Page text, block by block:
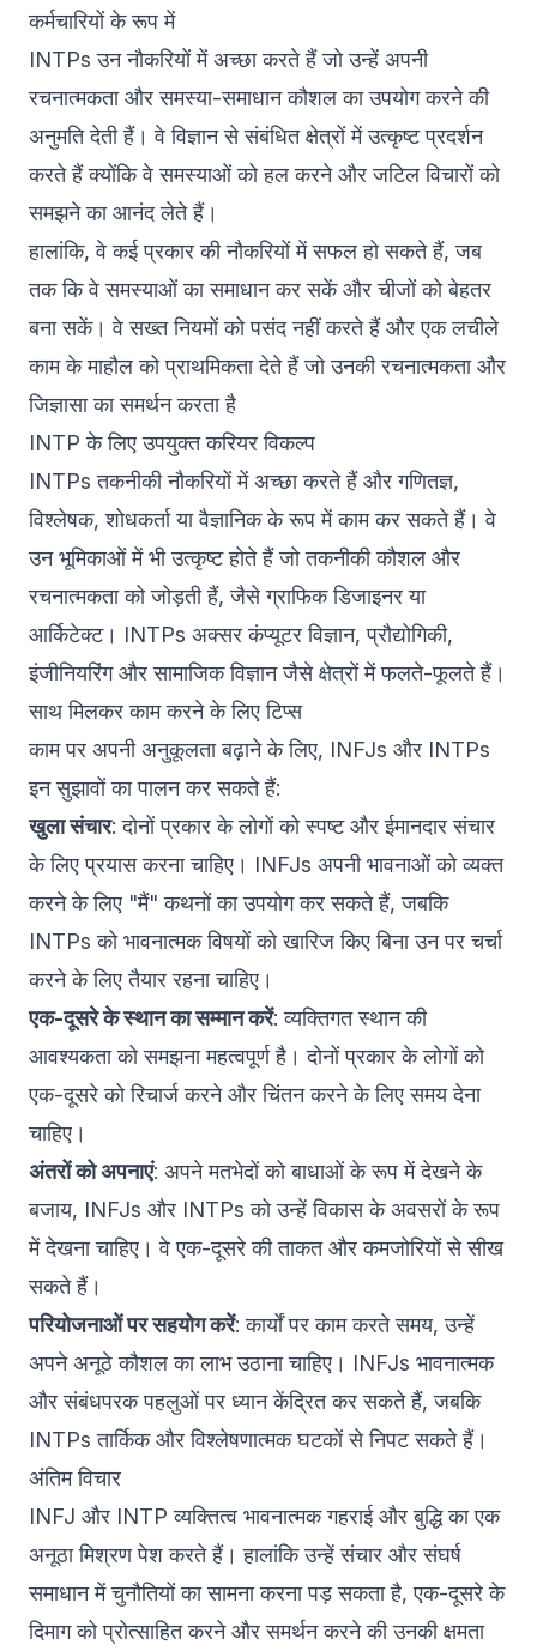
कर्मचारियों के रूप में
INTPs उन नौकरियों में अच्छा करते हैं जो उन्हें अपनी
रचनात्मकता और समस्या-समाधान कौशल का उपयोग करने की
अनुमति देती हैं। वे विज्ञान से संबंधित क्षेत्रों में उत्कृष्ट प्रदर्शन
करते हैं क्योंकि वे समस्याओं को हल करने और जटिल विचारों को
समझने का आनंद लेते हैं।
हालांकि, वे कई प्रकार की नौकरियों में सफल हो सकते हैं, जब
तक कि वे समस्याओं का समाधान कर सकें और चीजों को बेहतर
बना सकें। वे सख्त नियमों को पसंद नहीं करते हैं और एक लचीले
काम के माहौल को प्राथमिकता देते हैं जो उनकी रचनात्मकता और
जिज्ञासा का समर्थन करता है
INTP के लिए उपयुक्त करियर विकल्प
INTPs तकनीकी नौकरियों में अच्छा करते हैं और गणितज्ञ,
विश्लेषक, शोधकर्ता या वैज्ञानिक के रूप में काम कर सकते हैं। वे
उन भूमिकाओं में भी उत्कृष्ट होते हैं जो तकनीकी कौशल और
रचनात्मकता को जोड़ती हैं, जैसे ग्राफिक डिजाइनर या
आर्किटेक्ट। INTPs अक्सर कंप्यूटर विज्ञान, प्रौद्योगिकी,
इंजीनियरिंग और सामाजिक विज्ञान जैसे क्षेत्रों में फलते-फूलते हैं।
साथ मिलकर काम करने के लिए टिप्स
काम पर अपनी अनुकूलता बढ़ाने के लिए, INFJs और INTPs
इन सुझावों का पालन कर सकते हैं:
खुला संचार: दोनों प्रकार के लोगों को स्पष्ट और ईमानदार संचार
के लिए प्रयास करना चाहिए। INFJs अपनी भावनाओं को व्यक्त
करने के लिए "मैं" कथनों का उपयोग कर सकते हैं, जबकि
INTPs को भावनात्मक विषयों को खारिज किए बिना उन पर चर्चा
करने के लिए तैयार रहना चाहिए।
एक-दूसरे के स्थान का सम्मान करें: व्यक्तिगत स्थान की
आवश्यकता को समझना महत्वपूर्ण है। दोनों प्रकार के लोगों को
एक-दूसरे को रिचार्ज करने और चिंतन करने के लिए समय देना
चाहिए।
अंतरों को अपनाएं: अपने मतभेदों को बाधाओं के रूप में देखने के
बजाय, INFJs और INTPs को उन्हें विकास के अवसरों के रूप
में देखना चाहिए। वे एक-दूसरे की ताकत और कमजोरियों से सीख
सकते हैं।
परियोजनाओं पर सहयोग करें: कार्यों पर काम करते समय, उन्हें
अपने अनूठे कौशल का लाभ उठाना चाहिए। INFJs भावनात्मक
और संबंधपरक पहलुओं पर ध्यान केंद्रित कर सकते हैं, जबकि
INTPs तार्किक और विश्लेषणात्मक घटकों से निपट सकते हैं।
अंतिम विचार
INFJ और INTP व्यक्तित्व भावनात्मक गहराई और बुद्धि का एक
अनूठा मिश्रण पेश करते हैं। हालांकि उन्हें संचार और संघर्ष
समाधान में चुनौतियों का सामना करना पड़ सकता है, एक-दूसरे के
दिमाग को प्रोत्साहित करने और समर्थन करने की उनकी क्षमता